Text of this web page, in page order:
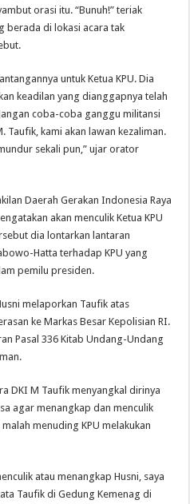
orasi itu. “Bunuh!” teriak
berada di lokasi acara tak
untuk Ketua KPU. Dia
keadilan yang dianggapnya telah
coba-coba ganggu militansi
Taufik, kami akan lawan kezaliman.
sekali pun,” ujar orator
Daerah Gerakan Indonesia Raya
akan menculik Ketua KPU
dia lontarkan lantaran
Hatta terhadap KPU yang
pemilu presiden.
melaporkan Taufik atas
ke Markas Besar Kepolisian RI.
Pasal 336 Kitab Undang-Undang
DKI M Taufik menyangkal dirinya
agar menangkap dan menculik
menuding KPU melakukan
atau menangkap Husni, saya
Taufik di Gedung Kemenag di